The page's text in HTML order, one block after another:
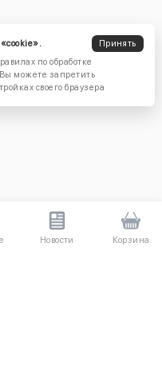
Новости Корзина
Принять
по обработке
можете запретить
своего браузера